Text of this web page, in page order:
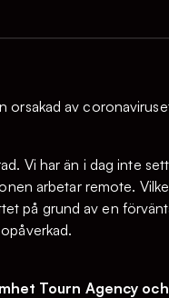
orsakad av
Vi har än i dag inte
arbetar remote.
på grund av en
Tourn Agency